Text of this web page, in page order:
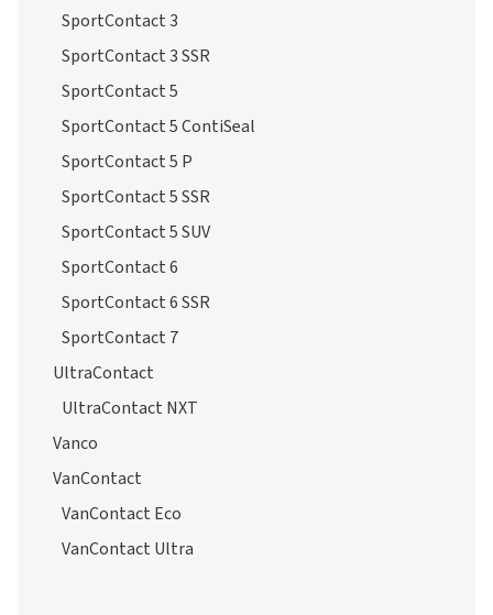
SportContact 3
SportContact 3 SSR
SportContact 5
SportContact 5 ContiSeal
SportContact 5 P
SportContact 5 SSR
SportContact 5 SUV
SportContact 6
SportContact 6 SSR
SportContact 7
UltraContact
UltraContact NXT
Vanco
VanContact
VanContact Eco
VanContact Ultra